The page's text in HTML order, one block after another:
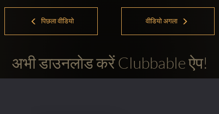
पिछला वीडियो वीडियो अगला
अभी डाउनलोड करें Clubbable ऐप!